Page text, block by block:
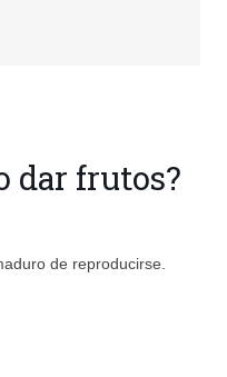
dar frutos?
de reproducirse.